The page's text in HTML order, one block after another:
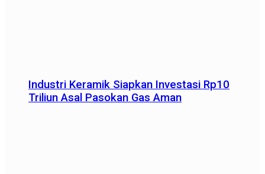
Industri Keramik Siapkan Investasi Rp10
Triliun Asal Pasokan Gas Aman